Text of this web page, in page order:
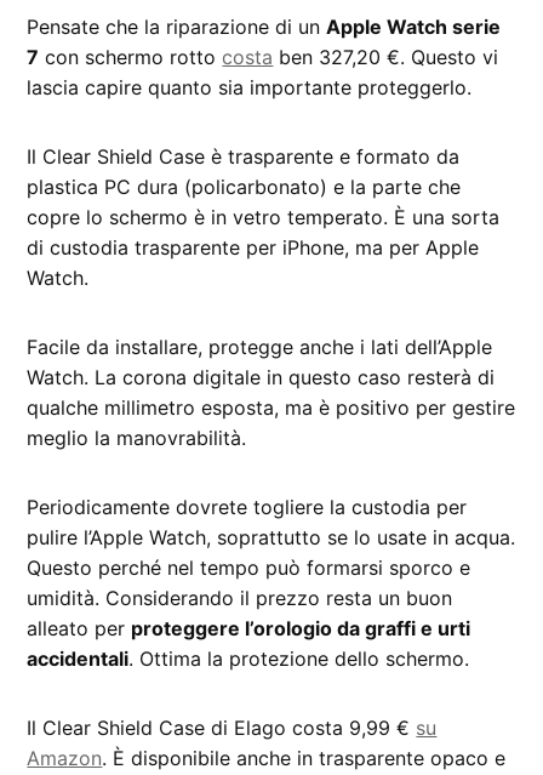
Pensate che la riparazione di unApple Watch serie
7 con schermo rotto costa ben 327,20 €. Questo vi
lascia capire quanto sia importante proteggerlo.
Il Clear Shield Case è trasparente e formato da
plastica PC dura (policarbonato) e la parte che
copre lo schermo è in vetro temperato. È una sorta
di custodia trasparente per iPhone, ma per Apple
Watch.
Facile da installare, protegge anche i lati dell’Apple
Watch. La corona digitale in questo caso resterà di
qualche millimetro esposta, ma è positivo per gestire
meglio la manovrabilità.
Periodicamente dovrete togliere la custodia per
pulire l’Apple Watch, soprattutto se lo usate in acqua.
Questo perché nel tempo può formarsi sporco e
umidità. Considerando il prezzo resta un buon
alleato per proteggere l’orologio da graffi e urti
accidentali. Ottima la protezione dello schermo.
Il Clear Shield Case di Elago costa 9,99 € su
Amazon. È disponibile anche in trasparente opaco e